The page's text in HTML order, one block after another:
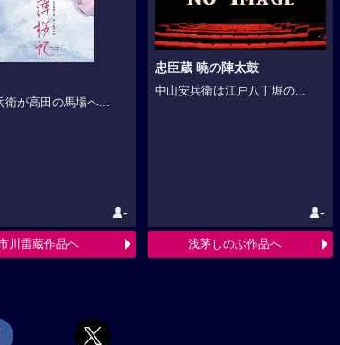
衛が高田の馬場へ...
-
川雷蔵作品へ
忠臣蔵 暁の陣太鼓
中山安兵衛は江戸八丁堀の...
-
浅茅しのぶ作品へ